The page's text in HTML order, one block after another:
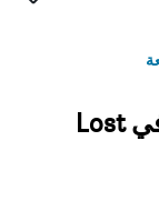
اعثر على نتائج أفضل لإقامتك في Lost